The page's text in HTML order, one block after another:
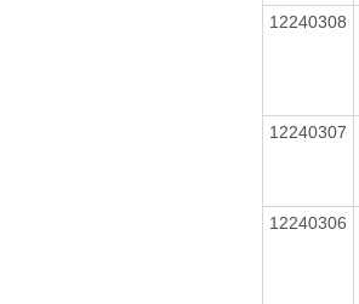
12240308
12240307
12240306